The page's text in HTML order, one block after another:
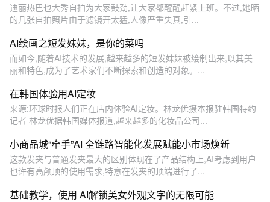
迪丽热巴也大秀自拍为大家鼓劲,让大家都醒醒赶紧上班。不过,她晒
的几张自拍照片由于滤镜开太猛,人像严重失真,引...
AI绘画之短发妹妹，是你的菜吗
而如今,随着AI技术的发展,越来越多的短发妹妹被绘制出来,以其美
丽和特色,成为了艺术家们不断探索和创造的对象。...
在韩国体验用AI定妆
来源:环球时报人们正在店内体验AI定妆。林龙优摄本报驻韩国特约
记者 林龙优据韩国媒体报道,越来越多的化妆品公司...
小商品城“牵手”AI 全链路智能化发展赋能小市场焕新
这款发夹与普通发夹最大的区别体现在了产品结构上,AI考虑到用户
也许有高颅顶的使用需求,特意在发夹的顶端进行了...
基础教学，使用 AI解锁美女外观文字的无限可能